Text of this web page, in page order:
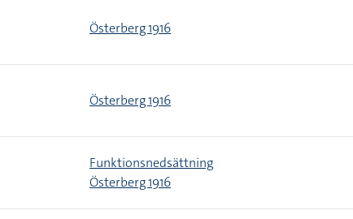
Österberg 1916
Österberg 1916
Funktionsnedsättning
Österberg 1916